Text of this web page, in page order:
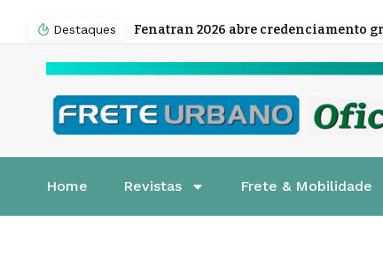
Destaques
Home Revistas Frete & Mobilidade